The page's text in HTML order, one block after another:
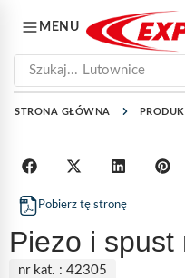
MENU
Szukaj... Lutownice
STRONA GŁÓWNA
Pobierz tę stronę
Piezo i
nr kat. : 42305